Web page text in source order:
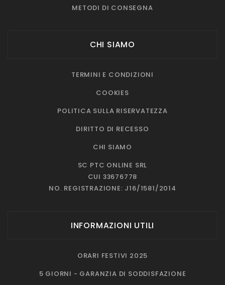
METODI DI CONSEGNA
CHI SIAMO
TERMINI E CONDIZIONI
COOKIES
POLITICA SULLA RISERVATEZZA
DIRITTO DI RECESSO
CHI SIAMO
SC PTC ONLINE SRL
CUI 33676778
NO. REGISTRAZIONE: J16/1581/2014
INFORMAZIONI UTILI
ORARI FESTIVI 2025
5 GIORNI - GARANZIA DI SODDISFAZIONE